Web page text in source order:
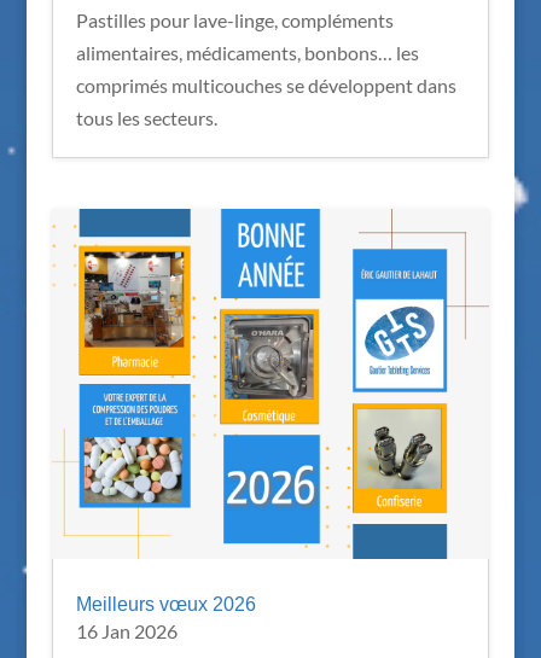
Pastilles pour lave-linge, compléments
alimentaires, médicaments, bonbons… les
comprimés multicouches se développent dans
tous les secteurs.
Meilleurs vœux 2026
16 Jan 2026